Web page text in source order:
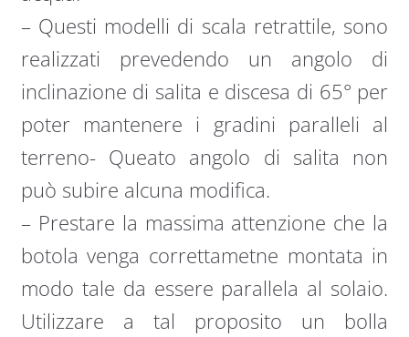
– Questi modelli di scala retrattile, sono
realizzati prevedendo un angolo di
inclinazione di salita e discesa di 65° per
poter mantenere i gradini paralleli al
terreno- Queato angolo di salita non
può subire alcuna modifica.
– Prestare la massima attenzione che la
botola venga correttametne montata in
modo tale da essere parallela al solaio.
Utilizzare a tal proposito un bolla